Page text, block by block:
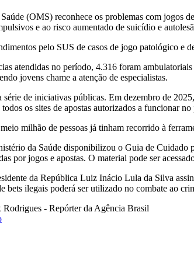
(OMS) reconhece os problemas com jogos
e ao risco aumentado de suicídio e
pelo SUS de casos de jogo patológico e
atendidas no período, 4.316 foram
jovens chame a atenção de especialistas.
de iniciativas públicas. Em dezembro de
os sites de apostas autorizados a funcionar no
milhão de pessoas já tinham recorrido à
da Saúde disponibilizou o Guia de Cuidado
por jogos e apostas. O material pode ser
da República Luiz Inácio Lula da Silva
bets ilegais poderá ser utilizado no combate ao
Rodrigues - Repórter da Agência Brasil